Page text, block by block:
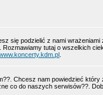
się podzielić z nami
Rozmawiamy tutaj o wszelkich
Chcesz nam powiedzieć
co do naszych serwisów??.